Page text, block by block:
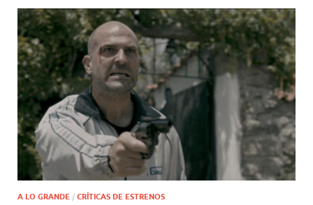
A LO GRANDE / CRÍTICAS DE ESTRENOS